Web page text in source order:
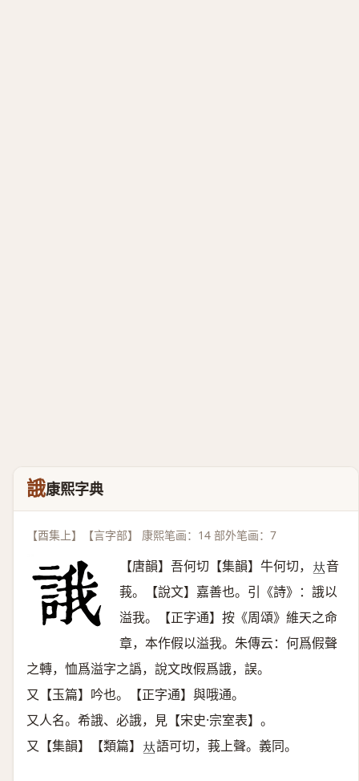
誐康熙字典
【酉集上】【言字部】 康熙笔画：14 部外笔画：7
【唐韻】吾何切【集韻】牛何切， 𠀤音
莪。【說文】嘉善也。引《詩》：誐以
溢我。【正字通】按《周頌》維天之命
章，本作假以溢我。朱傳云：何爲假聲
之轉，恤爲溢字之譌，說文攺假爲誐，誤。
又【玉篇】吟也。【正字通】與哦通。
又人名。希誐、必誐，見【宋史·宗室表】。
又【集韻】【類篇】 𠀤語可切，莪上聲。義同。